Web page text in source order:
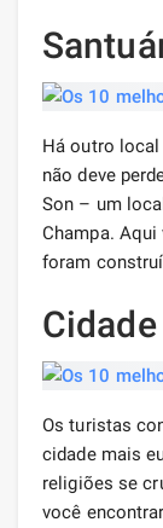
Há outro local
não deve
Son – um
Champa.
foram
Os turistas
cidade mais
religiões se
você